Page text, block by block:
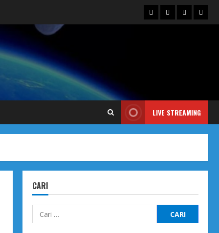
Blog Contact
Us
Siaran
Iklan
LIVE STREAMING
CARI
Cari
untuk: